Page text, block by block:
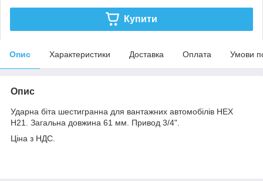
Купити
Опис Характеристики Доставка Оплата Умови
Опис
Ударна біта шестигранна для вантажних автомобілів HEX
H21. Загальна довжина 61 мм. Привод 3/4".
Ціна з НДС.